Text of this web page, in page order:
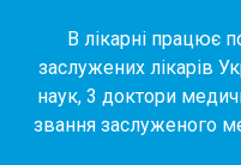
В лікарні працює
заслужених лікарів
наук, 3 доктори
звання заслуженого